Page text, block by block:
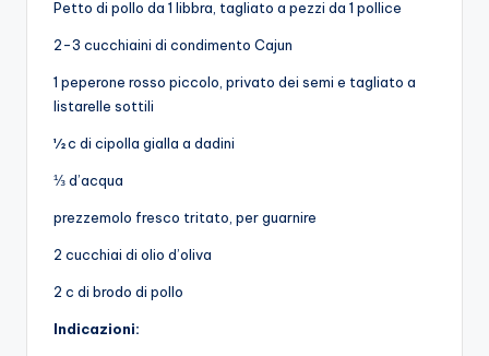
Petto di pollo da 1 libbra, tagliato a pezzi da 1 pollice
2-3 cucchiaini di condimento Cajun
1 peperone rosso piccolo, privato dei semi e tagliato a
listarelle sottili
½ c di cipolla gialla a dadini
⅓ d’acqua
prezzemolo fresco tritato, per guarnire
2 cucchiai di olio d’oliva
2 c di brodo di pollo
Indicazioni: